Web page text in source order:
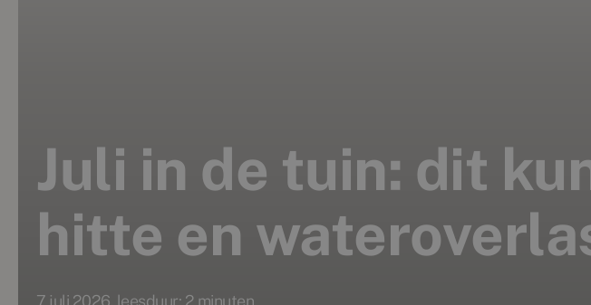
Juli in de tuin: dit
hitte en